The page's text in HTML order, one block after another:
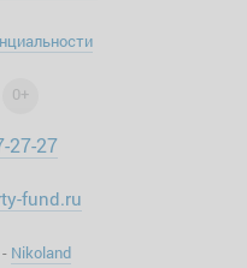
0+
27-27
fund.ru
Nikoland